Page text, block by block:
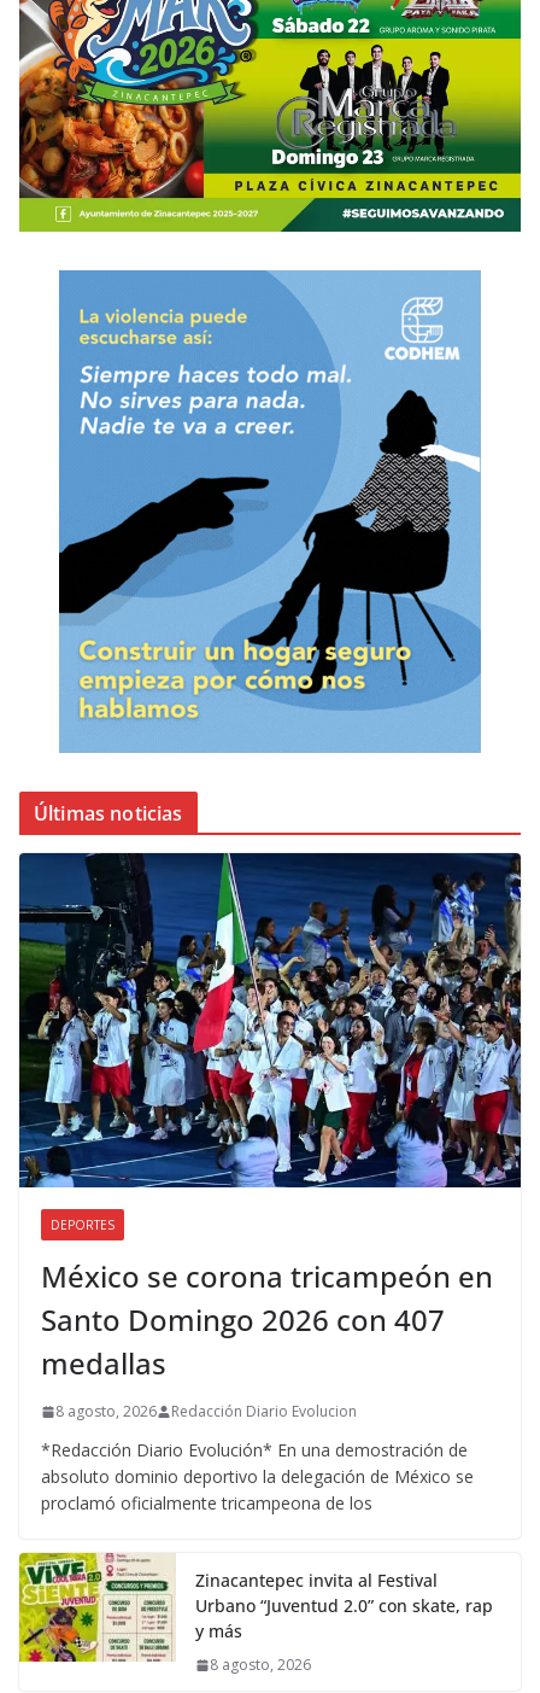
Últimas noticias
DEPORTES
México se corona tricampeón en
Santo Domingo 2026 con 407
medallas
8 agosto, 2026 Redacción Diario Evolucion
*Redacción Diario Evolución* En una demostración de
absoluto dominio deportivo la delegación de México se
proclamó oficialmente tricampeona de los
Zinacantepec invita al Festival
Urbano “Juventud 2.0” con skate, rap
y más
8 agosto, 2026